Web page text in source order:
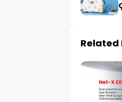
Related